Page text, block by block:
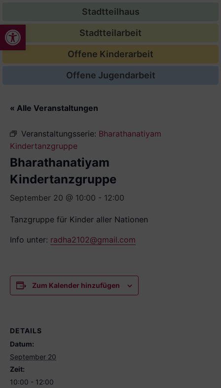
Werkzeugleiste öffnen
Stadtteilhaus
Stadtteilarbeit
Offene Kinderarbeit
Offene Jugendarbeit
« Alle Veranstaltungen
Veranstaltungsserie: Bharathanatiyam
Kindertanzgruppe
Bharathanatiyam
Kindertanzgruppe
September 20 @ 10:00 - 12:00
Tanzgruppe für Kinder aller Nationen
Info unter: radha2102@gmail.com
Zum Kalender hinzufügen
DETAILS
Datum:
September 20
Zeit:
10:00 - 12:00